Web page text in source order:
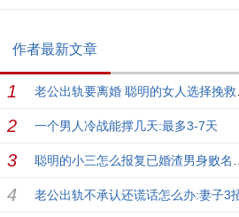
作者最新文章
一个男人冷战能撑几天:最多3-7天